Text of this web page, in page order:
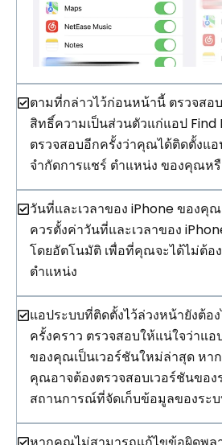
ตามที่กล่าวไว้ก่อนหน้านี้ ตรวจสอ
สิทธิ์ความเป็นส่วนตัวแก่แอป
ตรวจสอบอีกครั้งว่าคุณได้ติดตั้งแ
จำกัดการแชร์ ตำแหน่ง ของคุณห
วันที่และเวลาของ iPhone ของคุ
ควรตั้งค่าวันที่และเวลาของ
โดยอัตโนมัติ เพื่อที่คุณจะได้ไม่ต้อ
ตำแหน่ง
แอประบบที่ติดตั้งไว้ล่วงหน้ายังต้อ
ครั้งคราว ตรวจสอบให้แน่ใจว่าแอ
ของคุณเป็นเวอร์ชันใหม่ล่าสุด หา
คุณอาจต้องตรวจสอบเวอร์ชันขอ
สถานการณ์ที่จัดเก็บข้อมูลของระ